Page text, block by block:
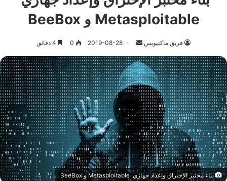
Metasploitable و BeeBox
فريق ماكتيوبس
أرسل
إلكترونيا
2019-08-28
0
بناء مختبر الإختراق وإعداد جهازي Metasploitable و BeeBox